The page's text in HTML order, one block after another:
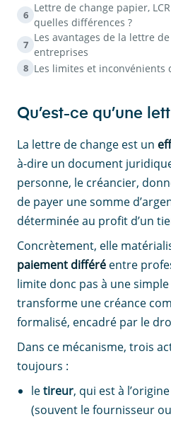
6
Lettre de change papier,
quelles différences ?
7
Les avantages de la lettre
entreprises
8 Les limites et inconvénients
Qu’est-ce qu’une
La lettre de change est un
à-dire un document
personne, le créancier,
de payer une somme
déterminée au profit d’un
Concrètement, elle
paiement différé entre
limite donc pas à une
transforme une créance
formalisé, encadré par le
Dans ce mécanisme, trois
toujours :
letireur, qui est à
(souvent le fournisseur